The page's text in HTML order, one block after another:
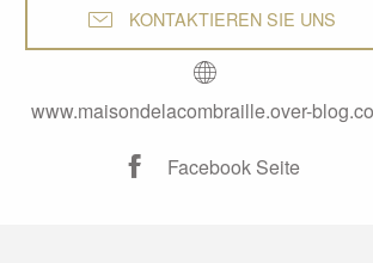
KONTAKTIEREN SIE UNS
www.maisondelacombraille.over-
Facebook Seite